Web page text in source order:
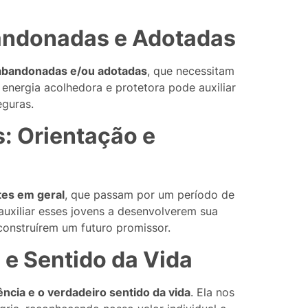
e Adotadas
e/ou adotadas, que necessitam
acolhedora e protetora pode auxiliar
Orientação e
em geral, que passam por um período de
esses jovens a desenvolverem sua
um futuro promissor.
Sentido da Vida
e o verdadeiro sentido da vida. Ela nos